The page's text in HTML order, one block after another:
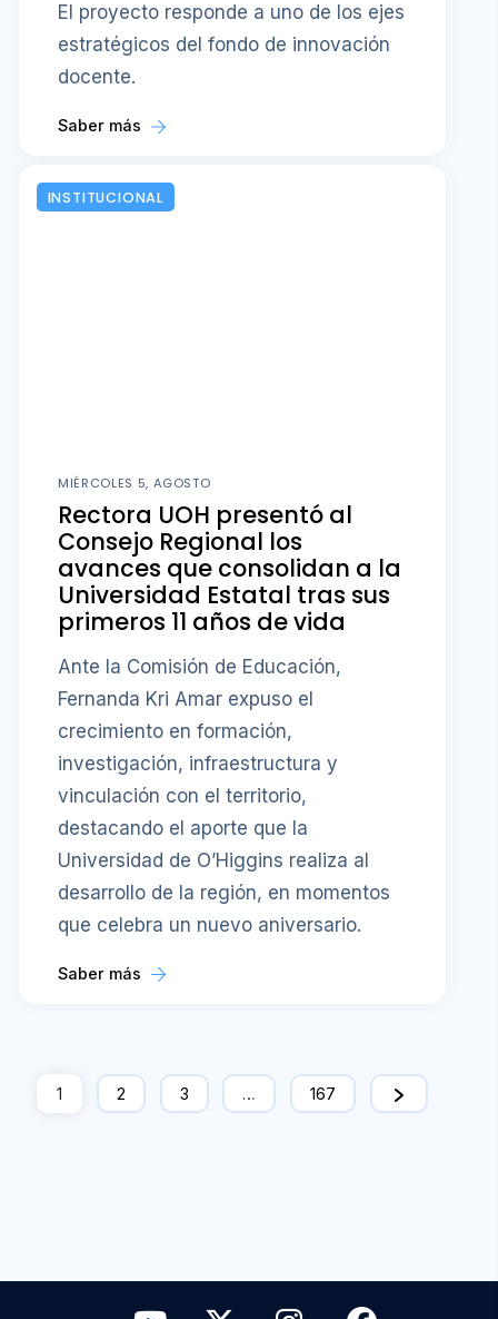
El proyecto responde a uno de los ejes
estratégicos del fondo de innovación
docente.
Saber más
INSTITUCIONAL
MIÉRCOLES 5, AGOSTO
Rectora UOH presentó al
Consejo Regional los
avances que consolidan a la
Universidad Estatal tras sus
primeros 11 años de vida
Ante la Comisión de Educación,
Fernanda Kri Amar expuso el
crecimiento en formación,
investigación, infraestructura y
vinculación con el territorio,
destacando el aporte que la
Universidad de O’Higgins realiza al
desarrollo de la región, en momentos
que celebra un nuevo aniversario.
Saber más
1 2 3 … 167